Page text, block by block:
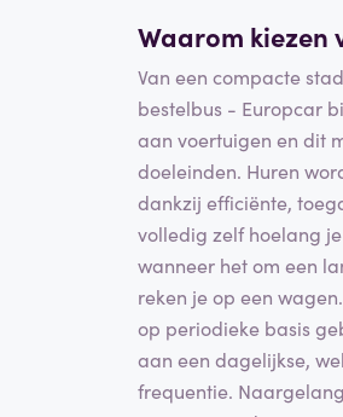
Waarom kiezen
Van een compacte
bestelbus - Europcar
aan voertuigen en dit
doeleinden. Huren
dankzij efficiënte,
volledig zelf hoelang
wanneer het om een
reken je op een
op periodieke basis
aan een dagelijkse,
frequentie.